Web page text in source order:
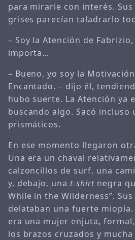
para mirarle con interés.
grises parecían taladrarlo
– Soy la Atención de
importa…
– Bueno, yo soy la
Encantado. – dijo él,
hubo suerte. La Atención ya
buscando algo. Sacó incluso
prismáticos.
En ese momento llegaron
Una era un chaval
calzoncillos de surf, una
y, debajo, una t-shirtnegra
While in the Wilderness”.
delataban una fuerte
era una mujer enjuta,
los brazos cruzados y